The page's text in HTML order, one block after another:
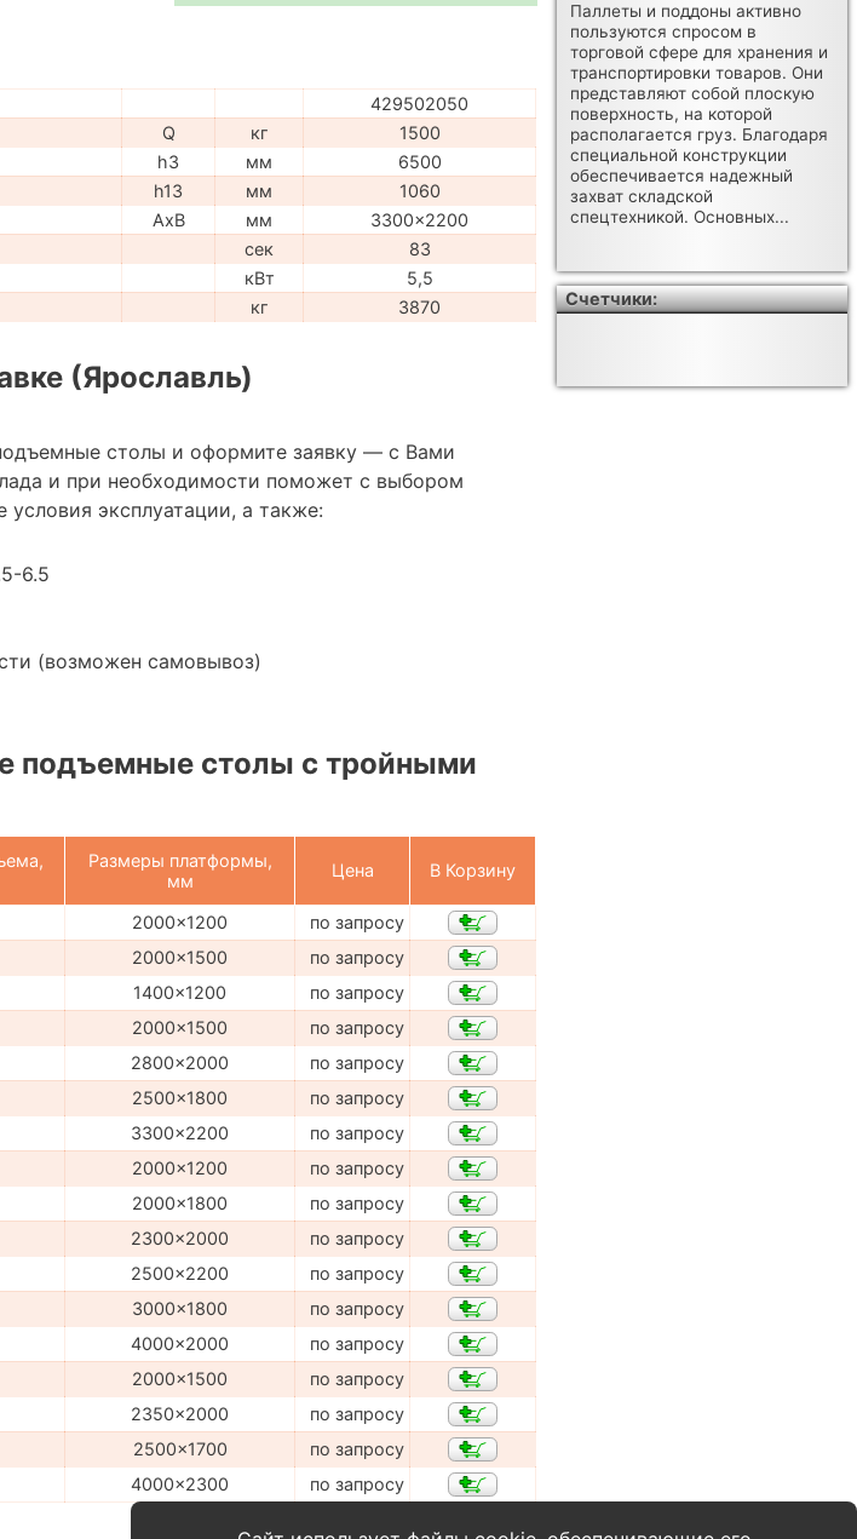
429502050
Q кг
1500
h3 мм
6500
h13 мм
1060
AxB мм
3300x2200
сек
83
кВт
5,5
кг 3870
(Ярославль)
столы и оформите заявку — с Вами
и при необходимости поможет с выбором
эксплуатации, а также:
6.5
(возможен самовывоз)
подъемные столы с тройными
Размеры платформы,
мм
Цена В Корзину
2000x1200
по запросу
2000x1500
по запросу
1400x1200
по запросу
2000x1500
по запросу
2800x2000
по запросу
2500x1800
по запросу
3300x2200
по запросу
2000x1200
по запросу
2000x1800
по запросу
2300x2000
по запросу
2500x2200
по запросу
3000x1800
по запросу
4000x2000
по запросу
2000x1500
по запросу
2350x2000
по запросу
2500x1700
по запросу
4000x2300 по запросу
Паллеты и поддоны активно
пользуются спросом в
торговой сфере для хранения и
транспортировки товаров. Они
представляют собой плоскую
поверхность, на которой
располагается груз. Благодаря
специальной конструкции
обеспечивается надежный
захват складской
спецтехникой. Основных...
Счетчики: